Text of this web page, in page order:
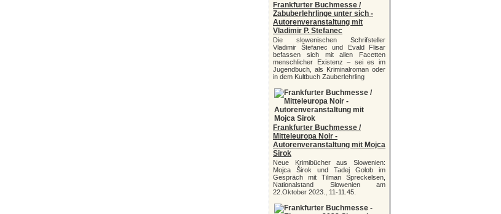
Frankfurter Buchmesse /
Zabuberlehrlinge unter sich -
Autorenveranstaltung mit
Vladimir P. Stefanec
Die slowenischen Schrifsteller
Vladimir Štefanec und Evald Flisar
befassen sich mit allen Facetten
menschlicher Existenz – sei es im
Jugendbuch, als Kriminalroman oder
in dem Kultbuch Zauberlehrling
Frankfurter Buchmesse /
Mitteleuropa Noir -
Autorenveranstaltung mit Mojca
Sirok
Neue Krimibücher aus Slowenien:
Mojca Širok und Tadej Golob im
Gespräch mit Tilman Spreckelsen,
Nationalstand Slowenien am
22.Oktober 2023., 11-11.45.